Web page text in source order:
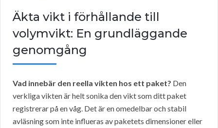
Äkta vikt i förhållande till
volymvikt: En grundläggande
genomgång
Vad innebär den reella vikten hos ett paket? Den
verkliga vikten är helt sonika den vikt som ditt paket
registrerar på en våg. Det är en omedelbar och stabil
avläsning som inte influeras av paketets dimensioner eller